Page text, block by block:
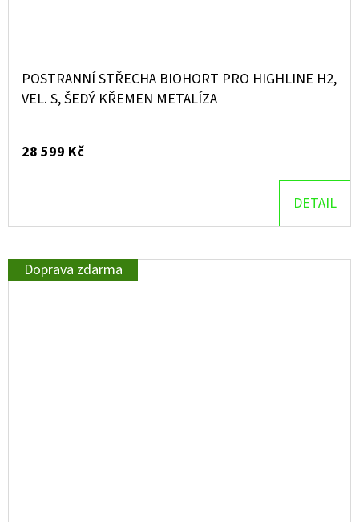
POSTRANNÍ STŘECHA BIOHORT PRO HIGHLINE H2,
VEL. S, ŠEDÝ KŘEMEN METALÍZA
28 599 Kč
DETAIL
Doprava zdarma